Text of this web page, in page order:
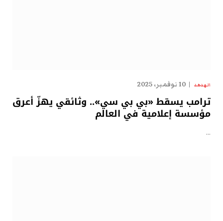
الهدهد 10 نوفمبر، 2025
ترامب يسقط «بي بي سي».. وثائقي يهزّ أعرق
مؤسسة إعلامية في العالم
…